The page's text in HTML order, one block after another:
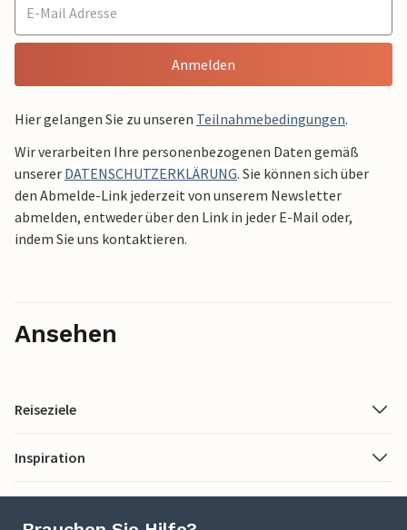
Anmelden
Hier gelangen Sie zu unseren Teilnahmebedingungen.
Wir verarbeiten Ihre personenbezogenen Daten gemäß
unserer DATENSCHUTZERKLÄRUNG. Sie können sich über
den Abmelde-Link jederzeit von unserem Newsletter
abmelden, entweder über den Link in jeder E-Mail oder,
indem Sie uns kontaktieren.
Ansehen
Reiseziele
Inspiration